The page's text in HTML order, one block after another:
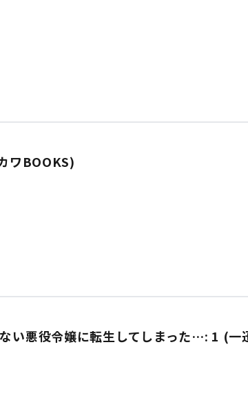
ワBOOKS)
い悪役令嬢に転生してしまった…: 1 (一